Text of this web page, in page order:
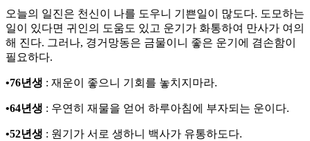
오늘의 일진은 천신이 나를 도우니 기쁜일이 많도다. 도모하는
일이 있다면 귀인의 도움도 있고 운기가 화통하여 만사가 여의
해 진다. 그러나, 경거망동은 금물이니 좋은 운기에 겸손함이
필요하다.
•76년생 : 재운이 좋으니 기회를 놓치지마라.
•64년생 : 우연히 재물을 얻어 하루아침에 부자되는 운이다.
•52년생 : 원기가 서로 생하니 백사가 유통하도다.